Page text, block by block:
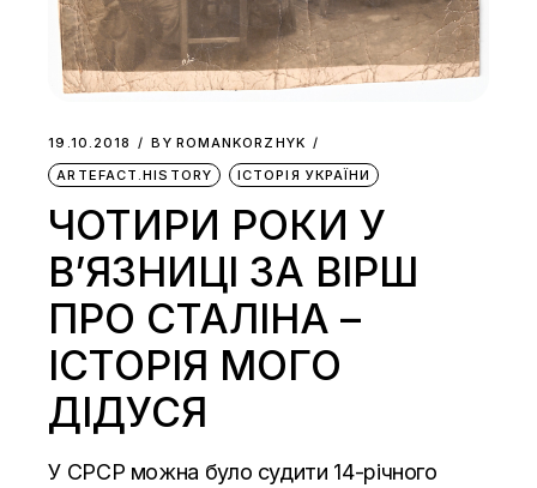
19.10.2018 BY ROMANKORZHYK
ARTEFACT.HISTORY
ІСТОРІЯ УКРАЇНИ
ЧОТИРИ РОКИ У
В’ЯЗНИЦІ ЗА ВІРШ
ПРО СТАЛІНА –
ІСТОРІЯ МОГО
ДІДУСЯ
У СРСР можна було судити 14-річного